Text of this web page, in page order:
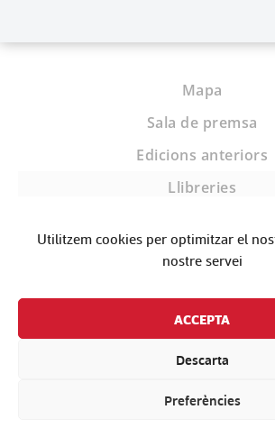
Utilitzem cookies per optimitzar el
nostre servei
ACCEPTA
Descarta
Preferències
Mapa
Sala de premsa
Edicions anteriors
Llibreries
Editorials
Política privacitat i avís legal